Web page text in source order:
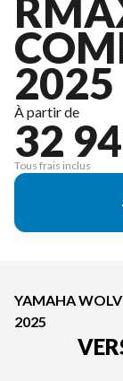
2025
À partir de
32
Tous frais inclus
YAMAHA
2025